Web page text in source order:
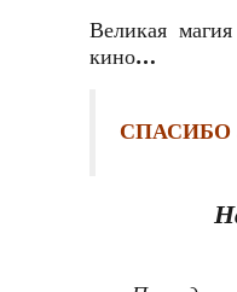
Великая
кино…
СПАСИБО